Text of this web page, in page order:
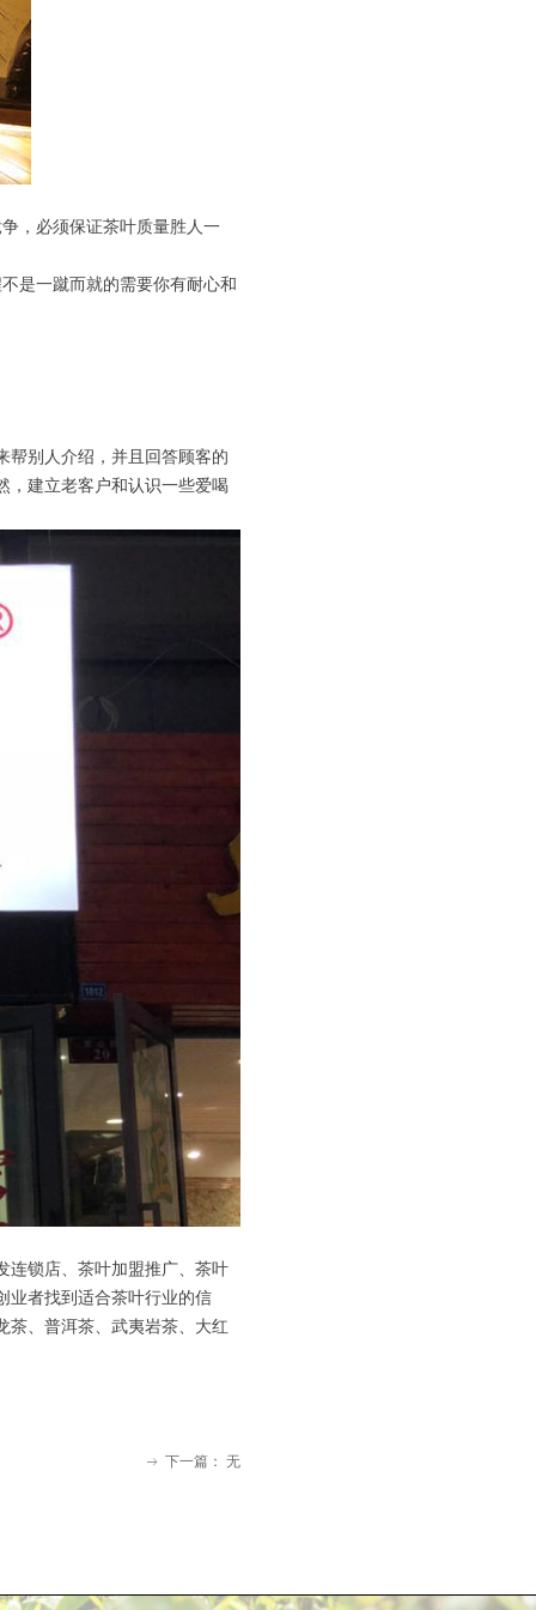
，必须保证茶叶质量胜人一
是一蹴而就的需要你有耐心和
帮别人介绍，并且回答顾客的
，建立老客户和认识一些爱喝
连锁店、茶叶加盟推广、茶叶
业者找到适合茶叶行业的信
茶、普洱茶、武夷岩茶、大红
ꁹ 下一篇： 无